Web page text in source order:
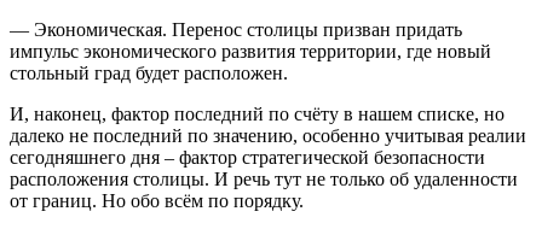
— Экономическая. Перенос столицы призван придать
импульс экономического развития территории, где новый
стольный град будет расположен.
И, наконец, фактор последний по счёту в нашем списке, но
далеко не последний по значению, особенно учитывая реалии
сегодняшнего дня – фактор стратегической безопасности
расположения столицы. И речь тут не только об удаленности
от границ. Но обо всём по порядку.